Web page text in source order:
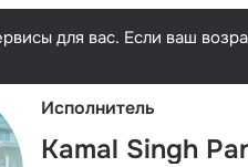
для вас. Если ваш
Исполнитель
Kamal Singh